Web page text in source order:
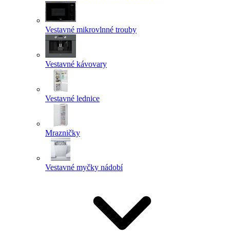
Vestavné mikrovlnné trouby
Vestavné kávovary
Vestavné lednice
Mrazničky
Vestavné myčky nádobí